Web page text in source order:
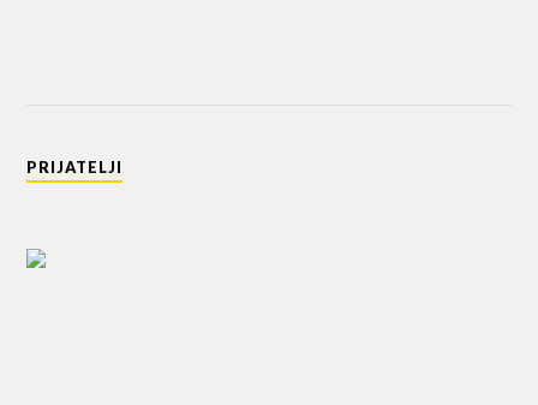
PRIJATELJI